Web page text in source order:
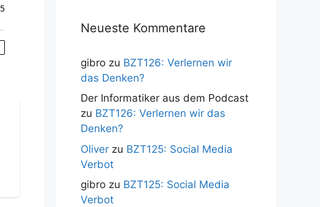
Neueste Kommentare
gibro zu BZT126: Verlernen wir
das Denken?
Der Informatiker aus dem Podcast
zu BZT126: Verlernen wir das
Denken?
Oliver zu BZT125: Social Media
Verbot
gibro zu BZT125: Social Media
Verbot